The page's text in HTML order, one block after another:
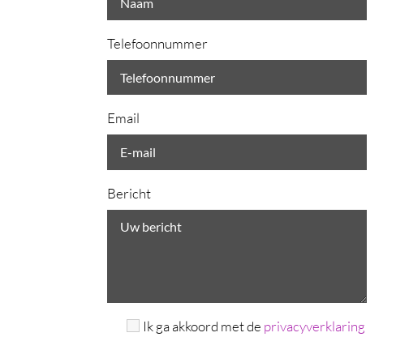
Telefoonnummer
Email
Bericht
Ik ga akkoord met de privacyverklaring